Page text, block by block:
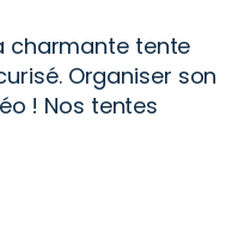
charmante tente
Organiser son
! Nos tentes